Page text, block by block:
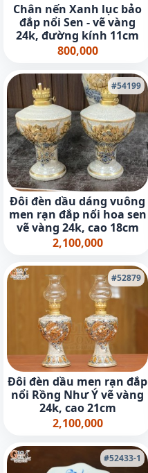
Chân nến Xanh lục bảo
đắp nổi Sen - vẽ vàng
24k, đường kính 11cm
800,000
#54199
Đôi đèn dầu dáng vuông
men rạn đắp nổi hoa sen
vẽ vàng 24k, cao 18cm
2,100,000
#52879
Đôi đèn dầu men rạn đắp
nổi Rồng Như Ý vẽ vàng
24k, cao 21cm
2,100,000
#52433-1